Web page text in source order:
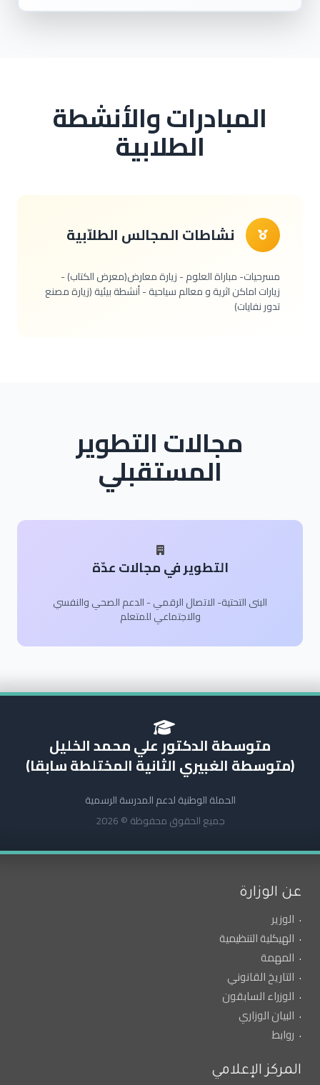
المبادرات والأنشطة
الطلابية
نشاطات المجالس الطلاّبية
مسرحيات- مباراة العلوم - زيارة معارض(معرض الكتاب) -
زيارات اماكن اثرية و معالم سياحية - أنشطة بيئية (زيارة مصنع
تدور نفايات)
مجالات التطوير
المستقبلي
التطوير في مجالات عدّة
البنى التحتية- الاتصال الرقمي - الدعم الصحي والنفسي
والاجتماعي للمتعلم
متوسطة الدكتور علي محمد الخليل
(متوسطة الغبيري الثانية المختلطة سابقا)
الحملة الوطنية لدعم المدرسة الرسمية
جميع الحقوق محفوظة © 2026
عن الوزارة
الوزير
الهيكلية التنظيمية
المهمة
التاريخ القانوني
الوزراء السابقون
البيان الوزاري
روابط
المركز الإعلامي